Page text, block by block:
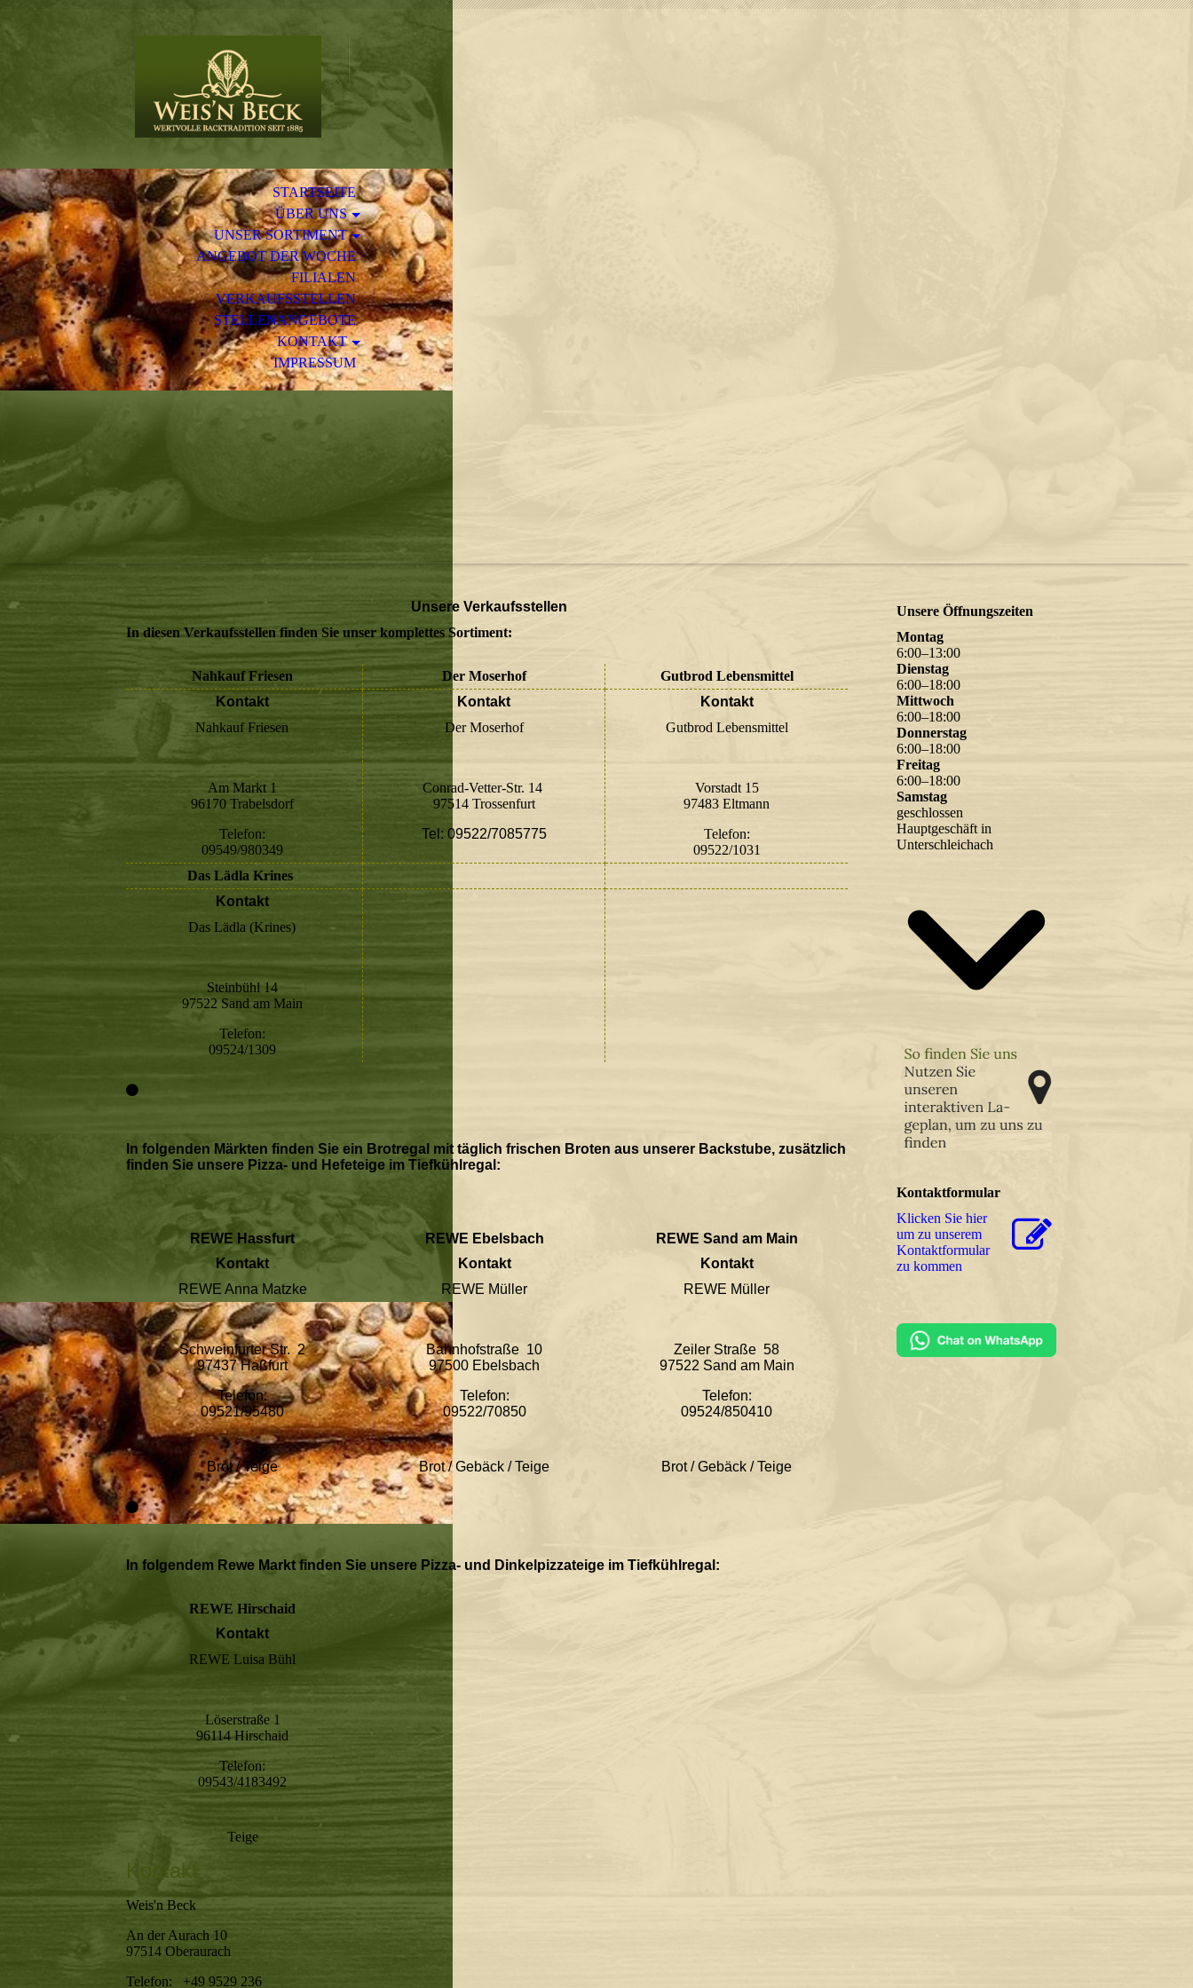
STARTSEITE
ÜBER UNS
UNSER SORTIMENT
ANGEBOT DER WOCHE
FILIALEN
VERKAUFSSTELLEN
STELLENANGEBOTE
KONTAKT
IMPRESSUM
Unsere Verkaufsstellen
In diesen Verkaufsstellen finden Sie unser komplettes Sortiment:
Nahkauf Friesen Der Moserhof
Gutbrod Lebensmittel
Kontakt
Nahkauf Friesen
Am Markt 1
96170 Trabelsdorf
Telefon:
09549/980349
Kontakt
Der Moserhof
Conrad-Vetter-Str. 14
97514 Trossenfurt
Tel: 09522/7085775
Kontakt
Gutbrod Lebensmittel
Vorstadt 15
97483 Eltmann
Telefon:
09522/1031
Das Lädla Krines
Kontakt
Das Lädla (Krines)
Steinbühl 14
97522 Sand am Main
Telefon:
09524/1309
In folgenden Märkten finden Sie ein Brotregal mit täglich frischen Broten aus unserer Backstube, zusätzlich
finden Sie unsere Pizza- und Hefeteige im Tiefkühlregal:
REWE Hassfurt REWE Ebelsbach
REWE Sand am Main
Kontakt
REWE Anna Matzke
Schweinfurter Str. 2
97437 Haßfurt
Telefon:
09521/95480
Kontakt
REWE Müller
Bahnhofstraße 10
97500 Ebelsbach
Telefon:
09522/70850
Kontakt
REWE Müller
Zeiler Straße 58
97522 Sand am Main
Telefon:
09524/850410
Brot / Teige Brot / Gebäck / Teige Brot / Gebäck / Teige
In folgendem Rewe Markt finden Sie unsere Pizza- und Dinkelpizzateige im Tiefkühlregal:
REWE Hirschaid
Kontakt
REWE Luisa Bühl
Löserstraße 1
96114 Hirschaid
Telefon:
09543/4183492
Teige
Kontakt
Weis'n Beck
An der Aurach 10
97514 Oberaurach
Telefon: +49 9529 236
Unsere Öffnungszeiten
Montag
6:00–13:00
Dienstag
6:00–18:00
Mittwoch
6:00–18:00
Donnerstag
6:00–18:00
Freitag
6:00–18:00
Samstag
geschlossen
Hauptgeschäft in
Unterschleichach
Kontaktformular
Klicken Sie hier
um zu unserem
Kon­takt­for­mu­lar
zu kommen